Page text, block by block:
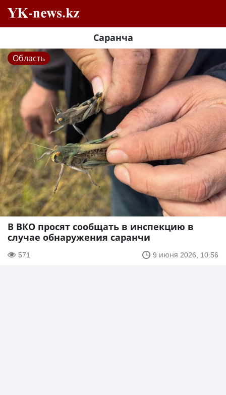
Саранча
Область
В ВКО просят сообщать в инспекцию в
случае обнаружения саранчи
571 9 июня 2026, 10:56